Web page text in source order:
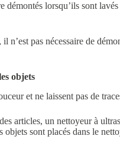
lorsqu’ils sont
n’est pas nécessaire de
objets
et ne laissent pas de
articles, un nettoyeur à
sont placés dans le